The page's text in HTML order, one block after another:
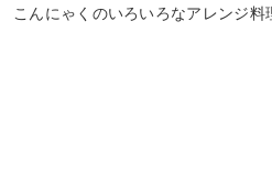
こんにゃくのいろいろなアレンジ料